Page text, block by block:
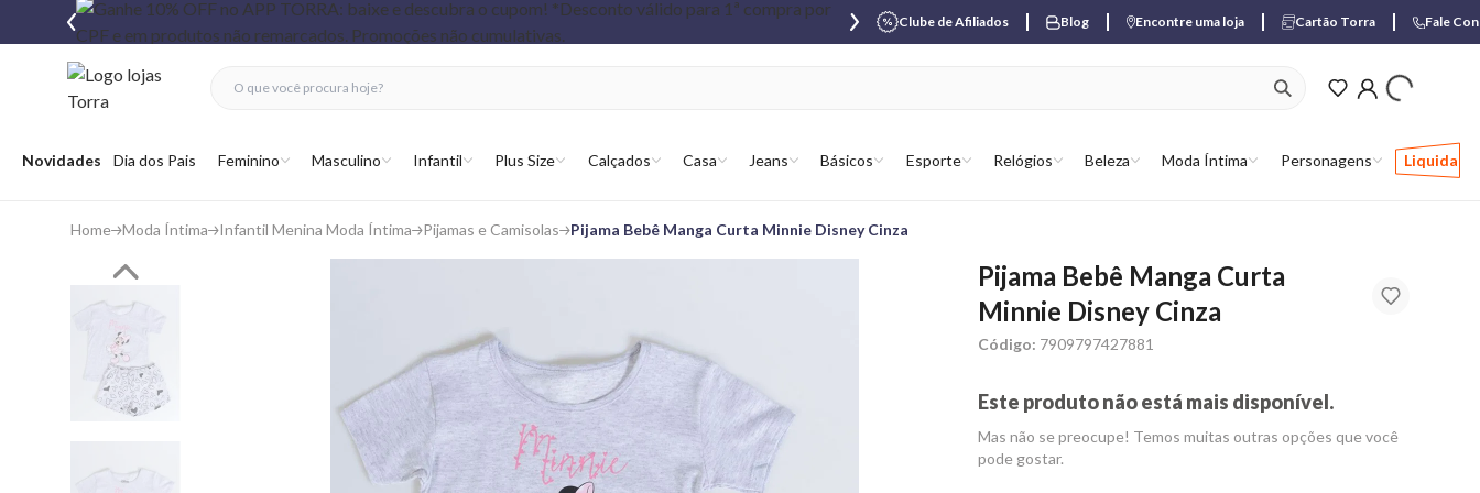
Clube de Afiliados Blog Encontre uma loja Cartão Torra Fale
Abrir menu
Novidades Dia dos Pais Feminino Masculino Infantil Plus Size Calçados Casa Jeans Básicos Esporte Relógios Beleza Moda Íntima Personagens Liquida
ver produtos
fechar menu
fechar menu
favoritos
Home Moda Íntima Infantil Menina Moda Íntima Pijamas e Camisolas Pijama Bebê Manga Curta Minnie Disney Cinza
Pijama Bebê Manga Curta
Minnie Disney Cinza
Código: 7909797427881
Este produto não está mais disponível.
Mas não se preocupe! Temos muitas outras opções que você
pode gostar.